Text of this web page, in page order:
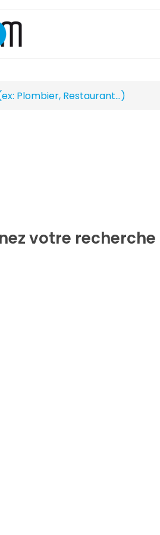
votre recherche